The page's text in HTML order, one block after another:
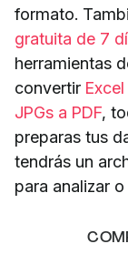
formato.
gratuita de 7
herramientas
convertir
JPGs a PDF,
preparas tus
tendrás un
para analizar